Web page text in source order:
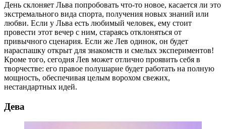
День склоняет Льва попробовать что-то новое, касается ли это
экстремального вида спорта, получения новых знаний или
любви. Если у Льва есть любимый человек, ему стоит
провести этот вечер с ним, стараясь отклоняться от
привычного сценария. Если же Лев одинок, он будет
нараспашку открыт для знакомств и смелых экспериментов!
Кроме того, сегодня Лев может отлично проявить себя в
творчестве: его правое полушарие будет работать на полную
мощность, обеспечивая целым ворохом свежих,
нестандартных идей.
Дева